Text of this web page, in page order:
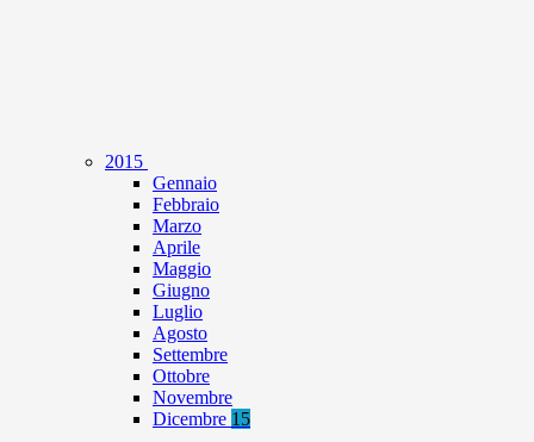
2015
Gennaio
Febbraio
Marzo
Aprile
Maggio
Giugno
Luglio
Agosto
Settembre
Ottobre
Novembre
Dicembre 15